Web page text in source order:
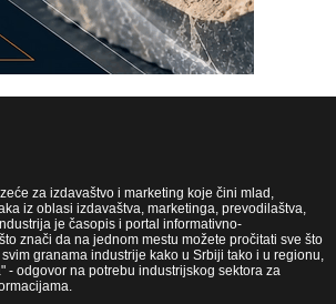
za izdavaštvo i marketing koje čini mlad,
iz oblasi izdavaštva, marketinga, prevodilaštva,
je časopis i portal informativno-
znači da na jednom mestu možete pročitati sve što
granama industrije kako u Srbiji tako i u regionu,
- odgovor na potrebu industrijskog sektora za